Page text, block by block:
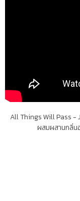
All Things Will Pass -
ผสมผสานกลิ่น